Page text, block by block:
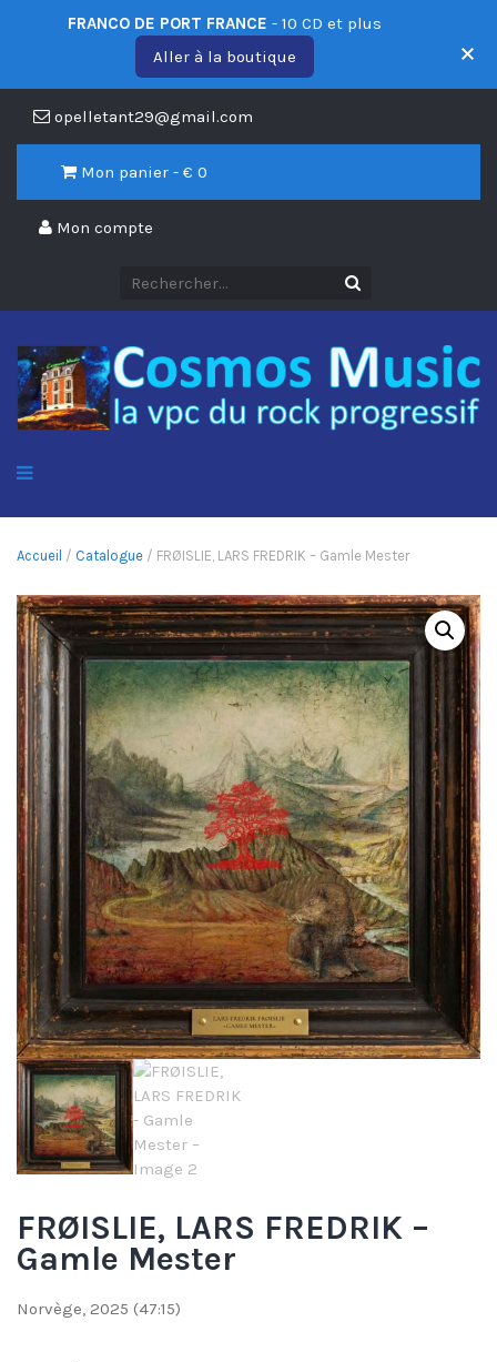
opelletant29@gmail.com
Mon panier - € 0
Mon compte
Accueil / Catalogue / FRØISLIE, LARS FREDRIK – Gamle Mester
FRØISLIE, LARS FREDRIK –
Gamle Mester
Norvège, 2025 (47:15)
FRANCO DE PORT FRANCE - 10 CD et plus
Aller à la boutique